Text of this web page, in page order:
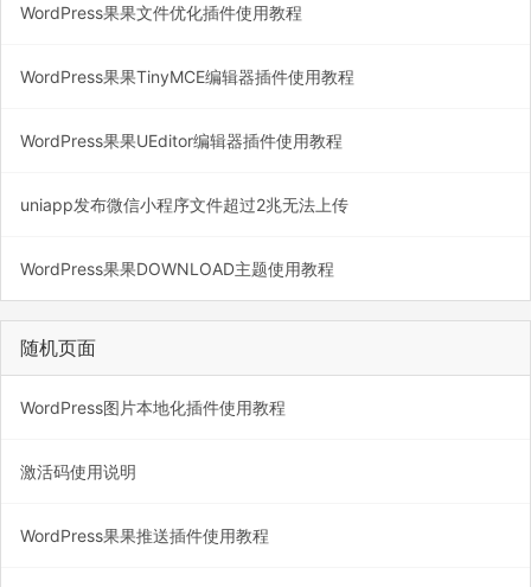
WordPress果果文件优化插件使用教程
WordPress果果TinyMCE编辑器插件使用教程
WordPress果果UEditor编辑器插件使用教程
uniapp发布微信小程序文件超过2兆无法上传
WordPress果果DOWNLOAD主题使用教程
随机页面
WordPress图片本地化插件使用教程
激活码使用说明
WordPress果果推送插件使用教程